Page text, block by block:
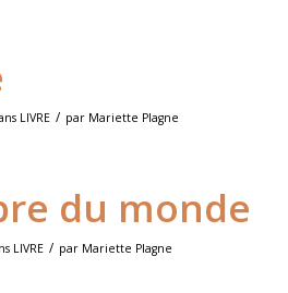
LIVRE / par Mariette Plagne
du monde
LIVRE / par Mariette Plagne